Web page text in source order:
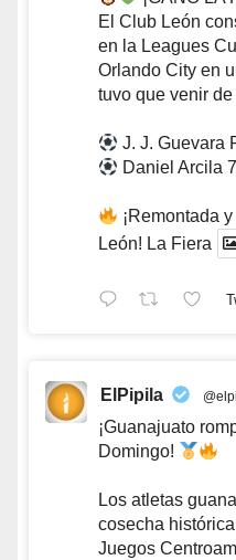
El Club León
en la Leagues
Orlando City en
tuvo que venir de
J. J. Guevara
Daniel Arcila
¡Remontada
León! La Fiera
ElPipila
¡Guanajuato
Domingo!
Los atletas
cosecha
Juegos